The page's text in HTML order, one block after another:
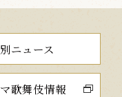
ニュース
歌舞伎情報